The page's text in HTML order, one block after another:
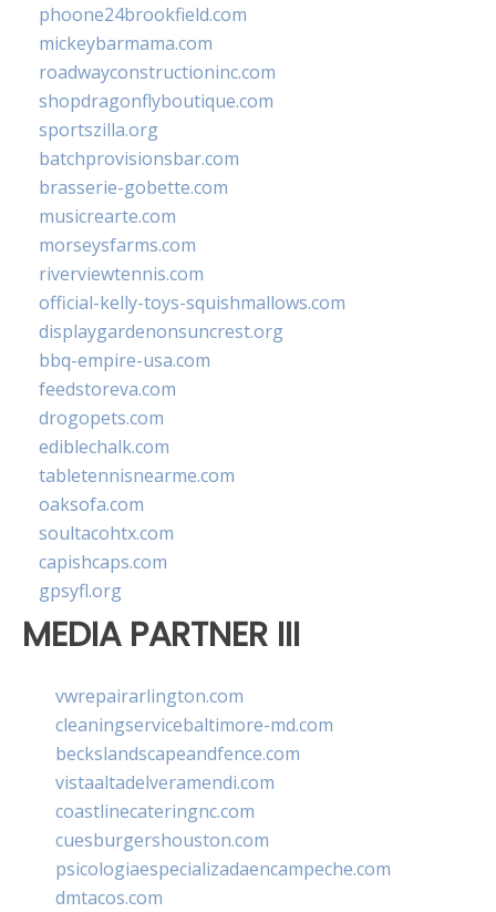
phoone24brookfield.com
mickeybarmama.com
roadwayconstructioninc.com
shopdragonflyboutique.com
sportszilla.org
batchprovisionsbar.com
brasserie-gobette.com
musicrearte.com
morseysfarms.com
riverviewtennis.com
official-kelly-toys-squishmallows.com
displaygardenonsuncrest.org
bbq-empire-usa.com
feedstoreva.com
drogopets.com
ediblechalk.com
tabletennisnearme.com
oaksofa.com
soultacohtx.com
capishcaps.com
gpsyfl.org
MEDIA PARTNER III
vwrepairarlington.com
cleaningservicebaltimore-md.com
beckslandscapeandfence.com
vistaaltadelveramendi.com
coastlinecateringnc.com
cuesburgershouston.com
psicologiaespecializadaencampeche.com
dmtacos.com